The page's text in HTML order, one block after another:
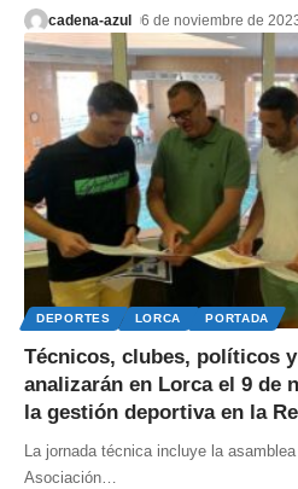
cadena-azul 6 de noviembre de
DEPORTES LORCA PORTADA
Técnicos, clubes, políticos
analizarán en Lorca el 9 de
la gestión deportiva en la
La jornada técnica incluye la
Asociación…